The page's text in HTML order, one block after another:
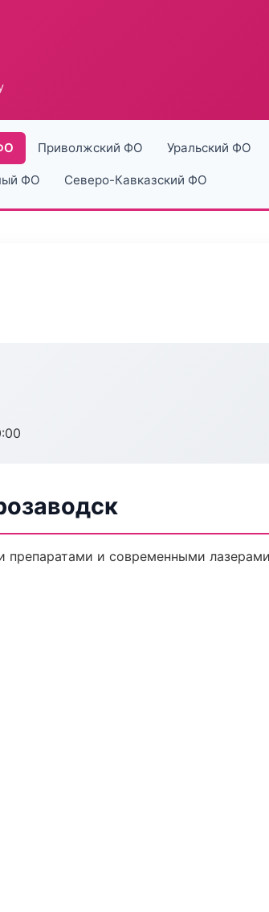
Приволжский ФО Уральский ФО
ФО Северо-Кавказский ФО
и современными